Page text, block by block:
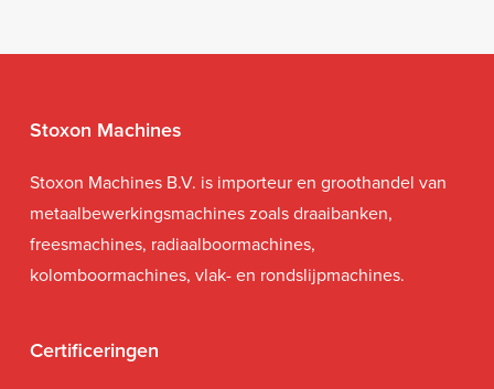
Stoxon Machines
Stoxon Machines B.V. is importeur en groothandel van
metaalbewerkingsmachines zoals draaibanken,
freesmachines, radiaalboormachines,
kolomboormachines, vlak- en rondslijpmachines.
Certificeringen